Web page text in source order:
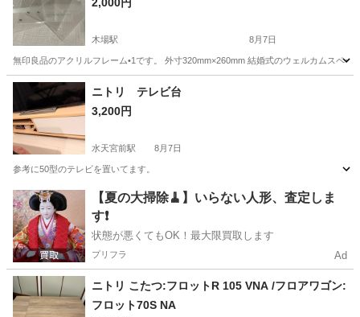
木場駅 8月7日
無印良品のアクリルフレーム•1です。 外寸320mm×260mm 結婚式のウェルカムスペ
東京 江東区 木場駅 インテリア雑貨/小物
ニトリ テレビ台
3,200円
水天宮前駅 8月7日
参考に50型のテレビを置いてます。
東京 江東区 水天宮前駅 その他 ニトリ
【夏の大掃除🧹】いらない人形、査定しま
す❗️
状態が悪くてもOK！最大限買取します
プリフラ Ad
ニトリ こたつ:フロットR 105 VNA /フロアワゴン:
フロット70S NA